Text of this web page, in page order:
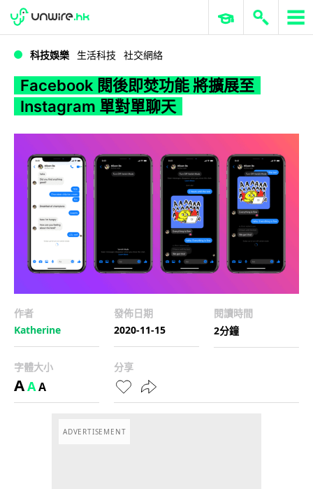
WWDC 2026 ERP 與商業 AI
科技娛樂 生活科技 社交網絡
Facebook 閱後即焚功能 將擴展至
Instagram 單對單聊天
作者
Katherine
發佈日期
2020-11-15
閱讀時間
2分鐘
字體大小
AAA
分享
ADVERTISEMENT